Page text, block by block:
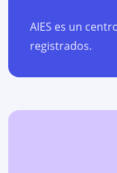
AIES es un
registrados.